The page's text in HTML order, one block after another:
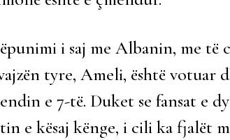
i saj me Albanin, me
tyre, Ameli, është votuar
e 7-të. Duket se fansat e
e kësaj kënge, i cili ka fjalët